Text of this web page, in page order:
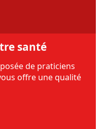
santé
de praticiens
offre une qualité